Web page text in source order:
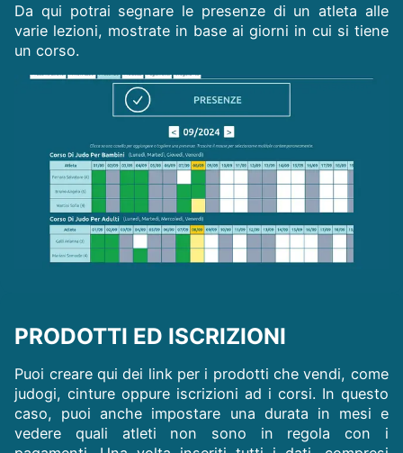
Da qui potrai segnare le presenze di un atleta alle
varie lezioni, mostrate in base ai giorni in cui si tiene
un corso.
PRODOTTI ED ISCRIZIONI
Puoi creare qui dei link per i prodotti che vendi, come
judogi, cinture oppure iscrizioni ad i corsi. In questo
caso, puoi anche impostare una durata in mesi e
vedere quali atleti non sono in regola con i